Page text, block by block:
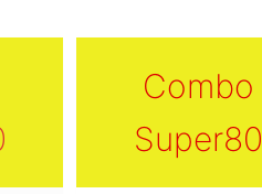
Combo
Super80